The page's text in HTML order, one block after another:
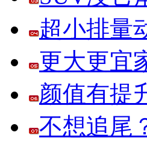
超小排量
更大更宜
颜值有提
不想追尾